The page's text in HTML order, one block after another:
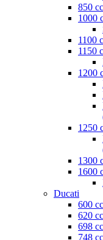
850
1000
1100
1150
1200
1250
1300
1600
Ducati
600
620
698
748